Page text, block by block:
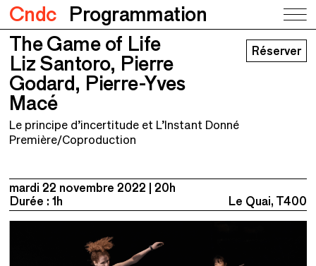
Cndc Programmation
The Game of Life
Liz Santoro, Pierre Godard, Pierre-Yves
Macé
The Game of Life
Liz Santoro, Pierre
Godard, Pierre-Yves
Macé
Réserver
Le principe d’incertitude et L’Instant Donné
Première/Coproduction
mardi 22 novembre 2022
20h
Durée : 1h
Le Quai, T400